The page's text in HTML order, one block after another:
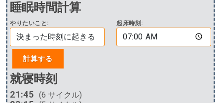
睡眠時間計算
やりたいこと: 起床時刻:
計算する
就寝時刻
21:45 (6 サイクル)